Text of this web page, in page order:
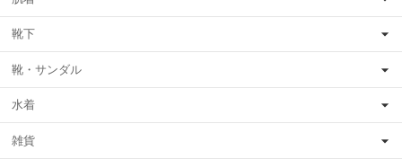
靴下
靴・サンダル
水着
雑貨